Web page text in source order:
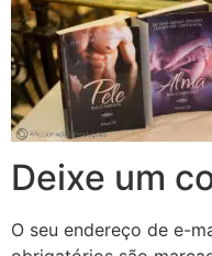
Deixe um
O seu endereço de e-